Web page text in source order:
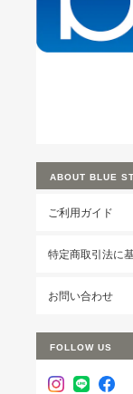
ABOUT BLUE
ご利用ガイド
特定商取引法に
お問い合わせ
FOLLOW US